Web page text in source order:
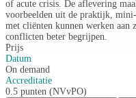
of acute crisis. De aflevering
voorbeelden uit de praktijk, mini-
met cliënten kunnen werken aan
conflicten beter begrijpen.
Prijs
Datum
On demand
Accreditatie
0.5 punten (NVvPO)